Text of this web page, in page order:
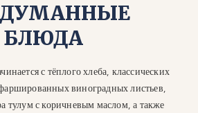
БЛЮДА
с тёплого хлеба, классических
виноградных листьев,
тулум с коричневым маслом, а также